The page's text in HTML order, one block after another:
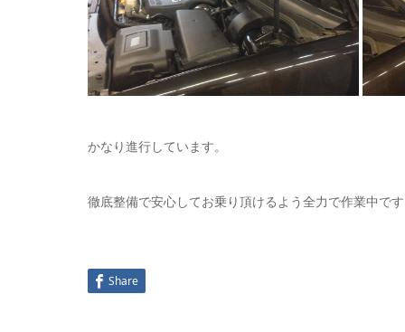
かなり進行しています。
徹底整備で安心してお乗り頂けるよう全力で作業中で
Share